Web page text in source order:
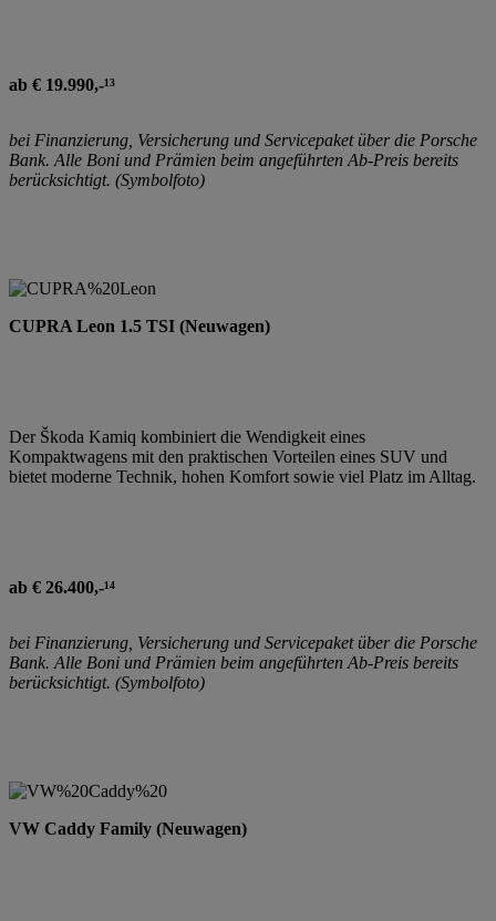
ab € 19.990,-¹³
bei Finanzierung, Versicherung und Servicepaket über die Porsche
Bank. Alle Boni und Prämien beim angeführten Ab-Preis bereits
berücksichtigt. (Symbolfoto)
CUPRA Leon 1.5 TSI (Neuwagen)
Der Škoda Kamiq kombiniert die Wendigkeit eines
Kompaktwagens mit den praktischen Vorteilen eines SUV und
bietet moderne Technik, hohen Komfort sowie viel Platz im Alltag.
ab € 26.400,-¹⁴
bei Finanzierung, Versicherung und Servicepaket über die Porsche
Bank. Alle Boni und Prämien beim angeführten Ab-Preis bereits
berücksichtigt. (Symbolfoto)
VW Caddy Family (Neuwagen)